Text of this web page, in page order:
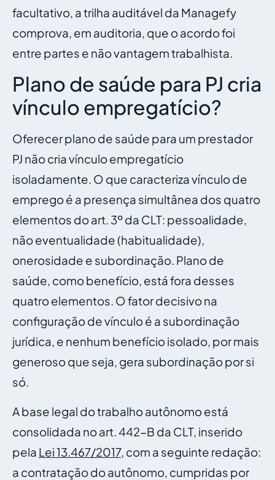
facultativo, a trilha auditável da Managefy
comprova, em auditoria, que o acordo foi
entre partes e não vantagem trabalhista.
Plano de saúde para PJ cria
vínculo empregatício?
Oferecer plano de saúde para um prestador
PJ não cria vínculo empregatício
isoladamente. O que caracteriza vínculo de
emprego é a presença simultânea dos quatro
elementos do art. 3º da CLT: pessoalidade,
não eventualidade (habitualidade),
onerosidade e subordinação. Plano de
saúde, como benefício, está fora desses
quatro elementos. O fator decisivo na
configuração de vínculo é a subordinação
jurídica, e nenhum benefício isolado, por mais
generoso que seja, gera subordinação por si
só.
A base legal do trabalho autônomo está
consolidada no art. 442-B da CLT, inserido
pela Lei 13.467/2017, com a seguinte redação:
a contratação do autônomo, cumpridas por